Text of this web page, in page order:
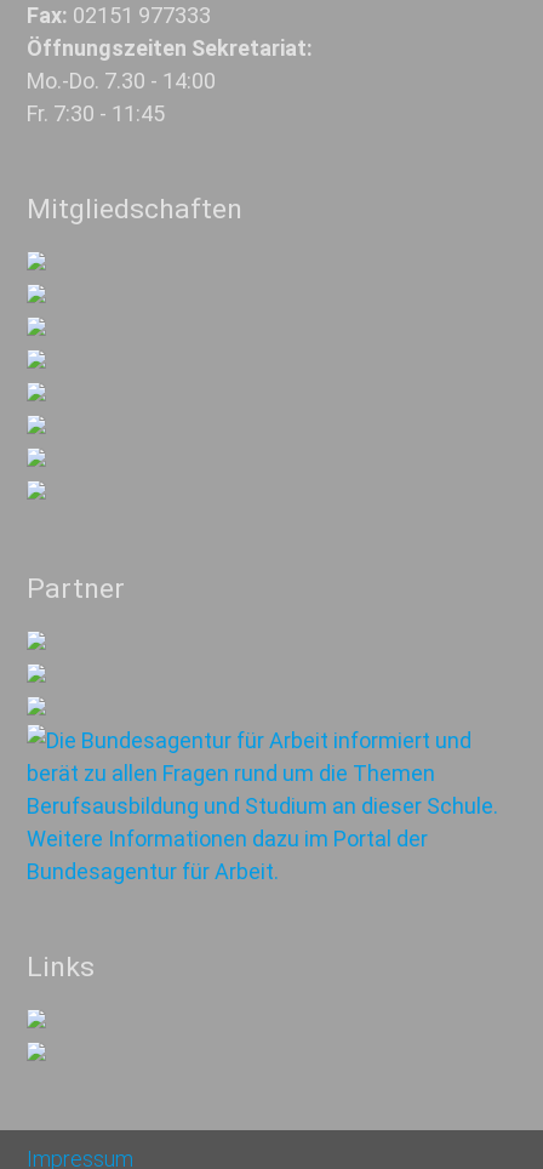
Fax: 02151 977333
Öffnungszeiten Sekretariat:
Mo.-Do. 7.30 - 14:00
Fr. 7:30 - 11:45
Mitgliedschaften
Partner
Links
Impressum